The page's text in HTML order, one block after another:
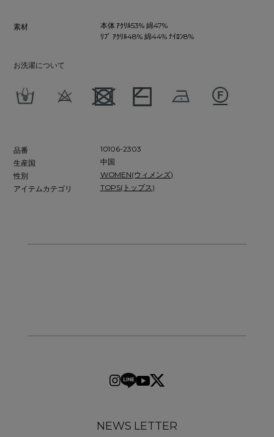
素材
本体 ｱｸﾘﾙ53% 綿47%
ﾘﾌﾞ ｱｸﾘﾙ48% 綿44% ﾅｲﾛﾝ8%
お洗濯について
品番
10106-2303
生産国
中国
性別
WOMEN(ウィメンズ)
アイテムカテゴリ
TOPS(トップス)
NEWS LETTER